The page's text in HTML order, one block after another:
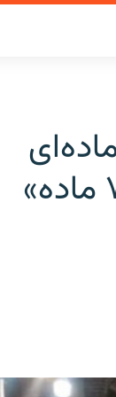
شورای اسلامی لایحه ۱۵ ماده‌ای
حمایت از حجاب اجباری را به «۷۰ ماده»